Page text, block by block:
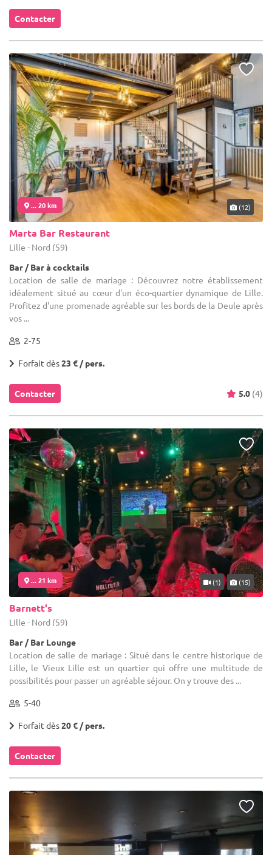
Contacter
... 20 km (12)
Marta Bar Restaurant
Lille - Nord (59)
Bar / Bar à cocktails
Location de salle de mariage : Découvrez notre établissement
idéalement situé au cœur d'un éco-quartier dynamique de Lille.
Profitez d'une promenade agréable sur les bords de la Deule après
vos ...
2-75
Forfait dès23 € / pers.
Contacter 5.0 (4)
... 21 km (1) (15)
Barnett's
Lille - Nord (59)
Bar / Bar Lounge
Location de salle de mariage : Situé dans le centre historique de
Lille, le Vieux Lille est un quartier qui offre une multitude de
possibilités pour passer un agréable séjour. On y trouve des ...
5-40
Forfait dès20 € / pers.
Contacter